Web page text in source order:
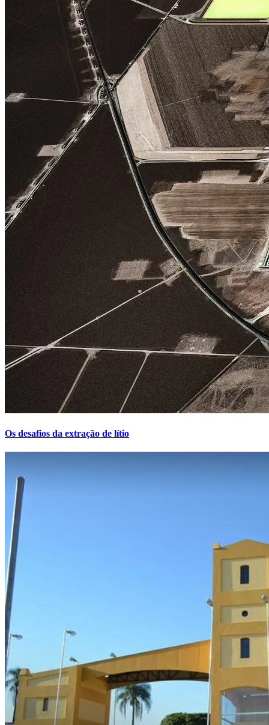
Os desafios da extração de lítio